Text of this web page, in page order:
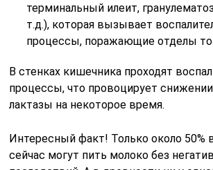
терминальный илеит,
т.д.), которая вызывает
процессы, поражающие отделы
В стенках кишечника проходят
процессы, что провоцирует
лактазы на некоторое время.
Интересный факт! Только около 50%
сейчас могут пить молоко без